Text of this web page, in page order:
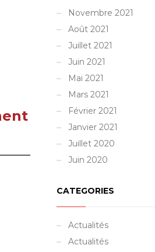
Novembre 2021
Août 2021
Juillet 2021
Juin 2021
Mai 2021
Mars 2021
Février 2021
Janvier 2021
Juillet 2020
Juin 2020
CATEGORIES
Actualités
Actualités